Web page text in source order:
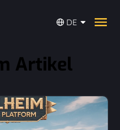
DE
Artikel